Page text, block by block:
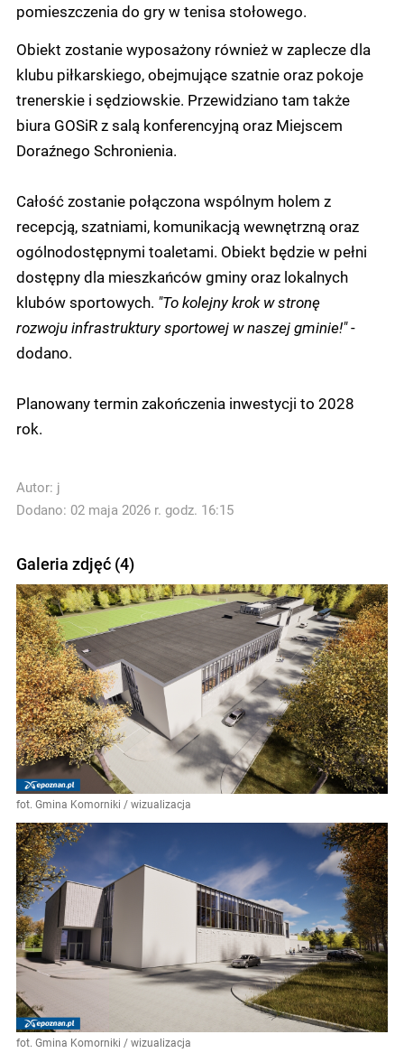
pomieszczenia do gry w tenisa stołowego.
Obiekt zostanie wyposażony również w zaplecze dla
klubu piłkarskiego, obejmujące szatnie oraz pokoje
trenerskie i sędziowskie. Przewidziano tam także
biura GOSiR z salą konferencyjną oraz Miejscem
Doraźnego Schronienia.
Całość zostanie połączona wspólnym holem z
recepcją, szatniami, komunikacją wewnętrzną oraz
ogólnodostępnymi toaletami. Obiekt będzie w pełni
dostępny dla mieszkańców gminy oraz lokalnych
klubów sportowych. "To kolejny krok w stronę
rozwoju infrastruktury sportowej w naszej gminie!"-
dodano.
Planowany termin zakończenia inwestycji to 2028
rok.
Autor: j
Dodano: 02 maja 2026 r. godz. 16:15
Galeria zdjęć (4)
fot. Gmina Komorniki / wizualizacja
fot. Gmina Komorniki / wizualizacja